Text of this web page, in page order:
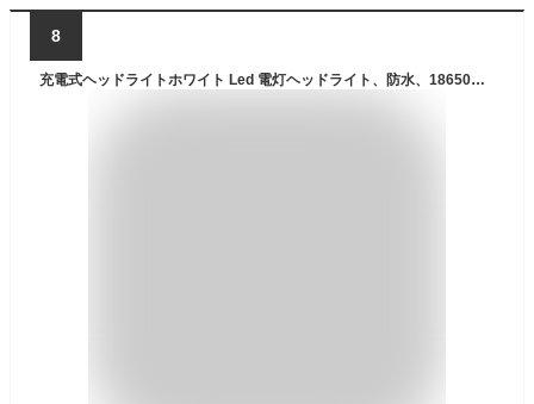
8
充電式ヘッドライトホワイト Led 電灯ヘッドライト、防水、18650充電可能バッテリーを備え、キャンプ、釣り、ランニング、夜釣り 登山 散歩